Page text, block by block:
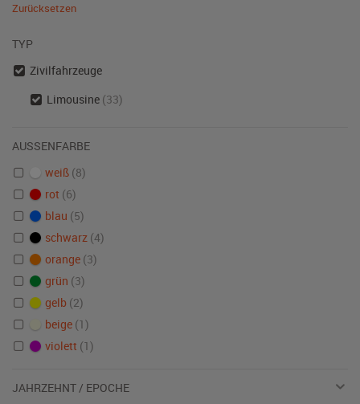
Zurücksetzen
TYP
Zivilfahrzeuge
Limousine (33)
AUSSENFARBE
weiß (8)
rot (6)
blau (5)
schwarz (4)
orange (3)
grün (3)
gelb (2)
beige (1)
violett (1)
JAHRZEHNT / EPOCHE